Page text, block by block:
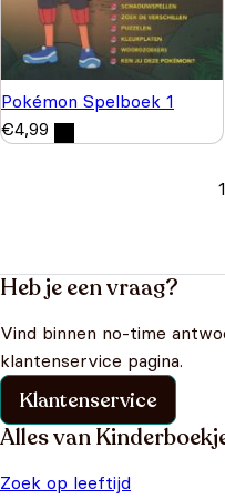
Pokémon Spelboek 1
€4,99
1
Heb je een vraag?
Vind binnen no-time
klantenservice pagina.
Klantenservice
Alles van
Zoek op leeftijd